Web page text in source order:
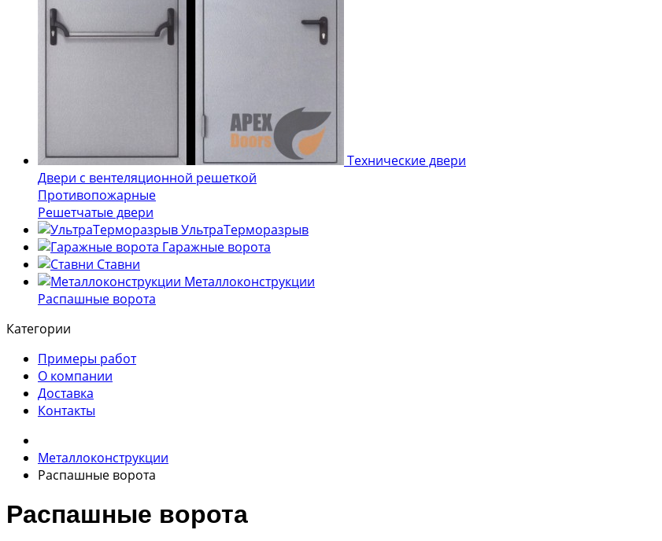
Технические двери
Двери с вентеляционной решеткой
Противопожарные
Решетчатые двери
УльтраТерморазрыв
Гаражные ворота
Ставни
Металлоконструкции
Распашные ворота
Категории
Примеры работ
О компании
Доставка
Контакты
Металлоконструкции
Распашные ворота
Распашные ворота